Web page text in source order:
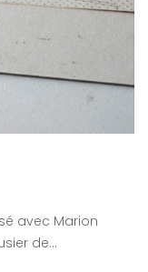
avec Marion
de…